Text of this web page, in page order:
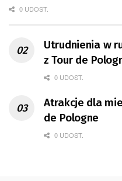
0 UDOST.
Utrudnienia w
z Tour de
0 UDOST.
Atrakcje dla
de Pologne
0 UDOST.